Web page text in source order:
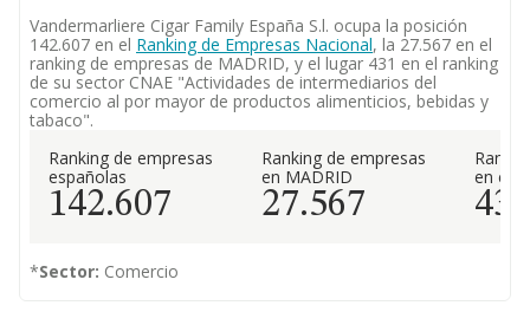
Vandermarliere Cigar Family España S.l. ocupa la posición
142.607 en el Ranking de Empresas Nacional, la 27.567 en el
ranking de empresas de MADRID, y el lugar 431 en el ranking
de su sector CNAE "Actividades de intermediarios del
comercio al por mayor de productos alimenticios, bebidas y
tabaco".
Ranking de empresas
españolas
142.607
Ranking de empresas
en MADRID
27.567
en el
431
*Sector: Comercio